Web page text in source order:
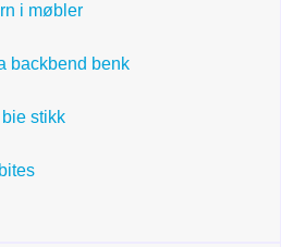
i møbler
backbend benk
stikk